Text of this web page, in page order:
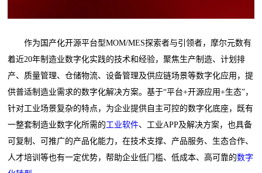
作为国产化开源平台型MOM/MES探索者与引领者，摩尔元数有
着近20年制造业数字化实践的技术和经验，聚焦生产制造、计划排
产、质量管理、仓储物流、设备管理及供应链场景等数字化应用，提
供普适制造业需求的数字化解决方案。基于“平台+开源应用+生态”，
针对工业场景复杂的特点，为企业提供自主可控的数字化底座，既有
一整套制造业数字化所需的工业软件、工业APP及解决方案，也具备
可复制、可推广的产品化能力，在技术支撑、产品服务、生态合作、
人才培训等也有一定优势，帮助企业低门槛、低成本、高可靠的数字